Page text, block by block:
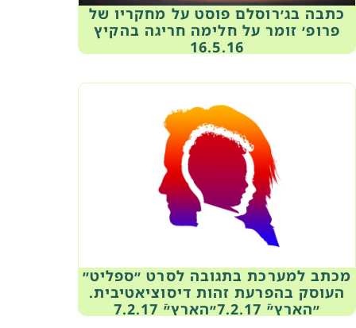
כתבה בג׳רוסלם פוסט על מחקריו של
פרופ׳ זומר על חלימה חריגה בהקיץ
16.5.16
מכתב למערכת בתגובה לסרט ״ספליט״
העוסק בהפרעת זהות דיסוציאטיבית.
״הארץ״ֿ 7.2.17״הארץ״ֿ 7.2.17